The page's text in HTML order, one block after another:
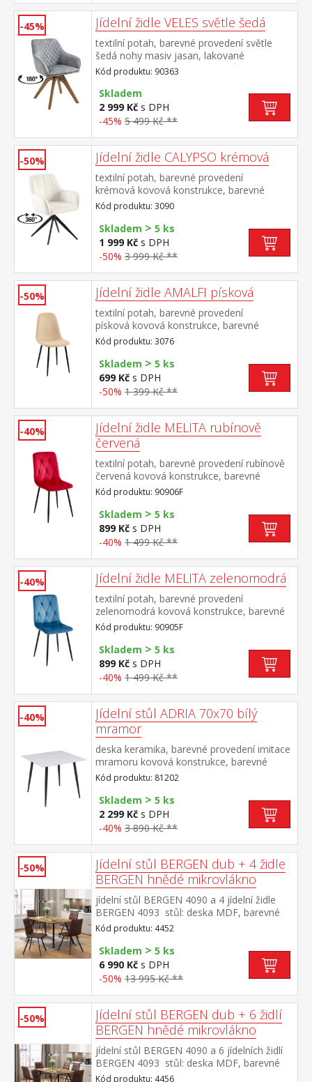
-45% Jídelní židle VELES světle šedá
textilní potah, barevné provedení světle
šedá nohy masiv jasan, lakované
provedení otočná o 180 stupňů výška sedu
47 cm doporučená nosnost do 120 kg
Kód produktu: 90363
Skladem
2 999 Kč s DPH
-45% 5 499 Kč **
-50% Jídelní židle CALYPSO krémová
textilní potah, barevné provedení
krémová kovová konstrukce, barevné
provedení černá otočná o 360 stupňů
Kód produktu: 3090
Skladem > 5 ks
1 999 Kč s DPH
-50% 3 999 Kč **
-50% Jídelní židle AMALFI písková
textilní potah, barevné provedení
písková kovová konstrukce, barevné
provedení černá
Kód produktu: 3076
Skladem > 5 ks
699 Kč s DPH
-50% 1 399 Kč **
-40%
Jídelní židle MELITA rubínově
červená
textilní potah, barevné provedení rubínově
červená kovová konstrukce, barevné
provedení černá výška sedu 50
cm doporučená nosnost do 120 kg
Kód produktu: 90906F
Skladem > 5 ks
899 Kč s DPH
-40% 1 499 Kč **
-40% Jídelní židle MELITA zelenomodrá
textilní potah, barevné provedení
zelenomodrá kovová konstrukce, barevné
provedení černá výška sedu 50
cm doporučená nosnost do 120 kg
Kód produktu: 90905F
Skladem > 5 ks
899 Kč s DPH
-40% 1 499 Kč **
-40%
Jídelní stůl ADRIA 70x70 bílý
mramor
deska keramika, barevné provedení imitace
mramoru kovová konstrukce, barevné
provedení černá
Kód produktu: 81202
Skladem > 5 ks
2 299 Kč s DPH
-40% 3 890 Kč **
-50%
Jídelní stůl BERGEN dub + 4 židle
BERGEN hnědé mikrovlákno
jídelní stůl BERGEN 4090 a 4 jídelní židle
BERGEN 4093 stůl: deska MDF, barevné
provedení dub Wotan kovová konstrukce,
barevné provedení černá židle: potah
broušená kůže – imitace mikrovlákno,
barevné provedení hnědá kovová
konstrukce, barevné provedení černá výška
80 × 75 cm rozměr židle (š/h/v) 45 × 53 × 88
cm
Kód produktu: 4452
Skladem > 5 ks
6 990 Kč s DPH
-50% 13 995 Kč **
-50%
Jídelní stůl BERGEN dub + 6 židlí
BERGEN hnědé mikrovlákno
jídelní stůl BERGEN 4090 a 6 jídelních židlí
BERGEN 4093 stůl: deska MDF, barevné
provedení dub Wotan kovová konstrukce,
Kód produktu: 4456